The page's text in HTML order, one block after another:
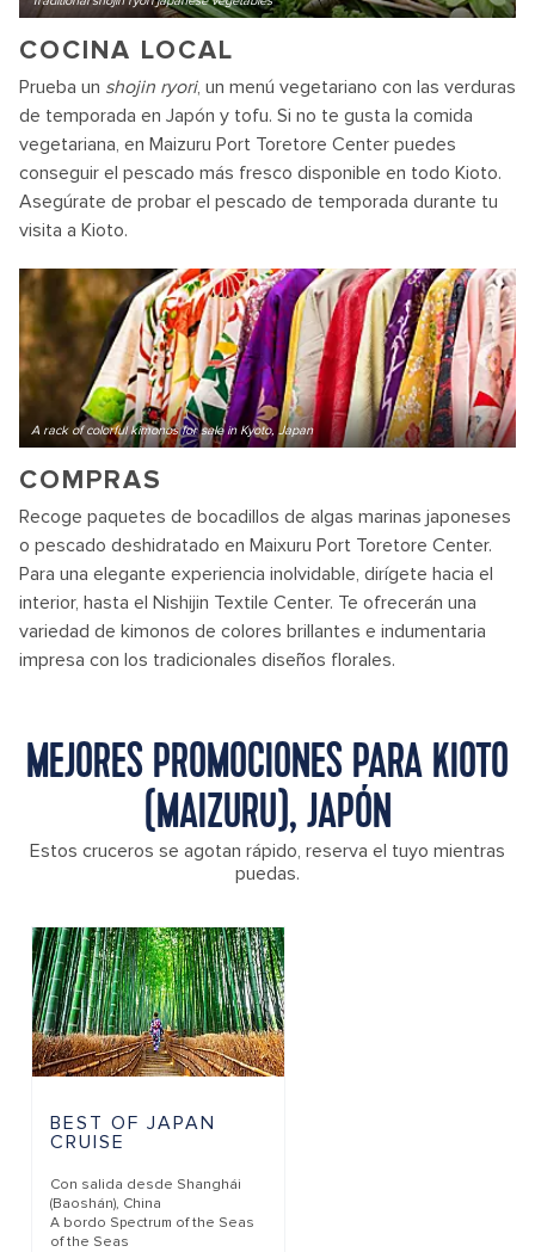
COCINA LOCAL
Prueba un shojin ryori, un menú vegetariano con las verduras
de temporada en Japón y tofu. Si no te gusta la comida
vegetariana, en Maizuru Port Toretore Center puedes
conseguir el pescado más fresco disponible en todo Kioto.
Asegúrate de probar el pescado de temporada durante tu
visita a Kioto.
A rack of colorful kimonos for sale in Kyoto, Japan
COMPRAS
Recoge paquetes de bocadillos de algas marinas japoneses
o pescado deshidratado en Maixuru Port Toretore Center.
Para una elegante experiencia inolvidable, dirígete hacia el
interior, hasta el Nishijin Textile Center. Te ofrecerán una
variedad de kimonos de colores brillantes e indumentaria
impresa con los tradicionales diseños florales.
MEJORES PROMOCIONES PARA KIOTO
(MAIZURU), JAPÓN
Estos cruceros se agotan rápido, reserva el tuyo mientras
puedas.
BEST OF JAPAN
CRUISE
Con salida desde Shanghái
(Baoshán), China
A bordo Spectrum of the Seas
of the Seas